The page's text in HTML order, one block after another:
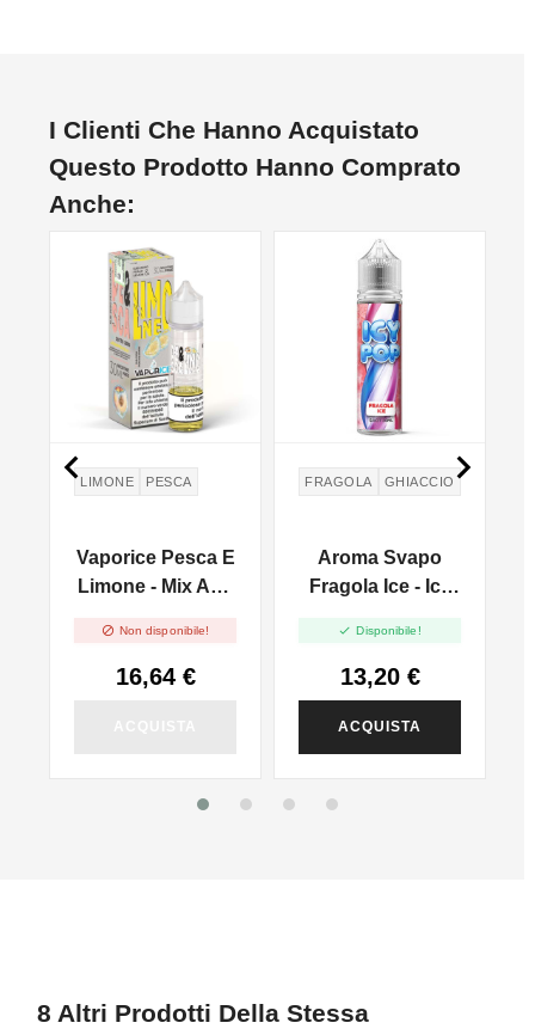
I Clienti Che Hanno Acquistato
Questo Prodotto Hanno Comprato
Anche:
LIMONE PESCA
Vaporice Pesca E
Limone - Mix And
 Non disponibile!
16,64 €
NON DISPONIBILE
FRAGOLA GHIACCIO
Aroma Svapo
Fragola Ice - Icy
60ml
 Disponibile!
13,20 €
ACQUISTA
 
8 Altri Prodotti Della Stessa